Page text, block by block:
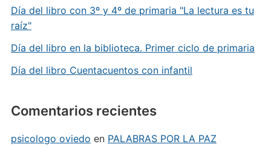
Día del libro con 3º y 4º de primaria "La lectura es tu
raíz"
Día del libro en la biblioteca. Primer ciclo de primaria
Día del libro Cuentacuentos con infantil
Comentarios recientes
psicologo oviedo en PALABRAS POR LA PAZ